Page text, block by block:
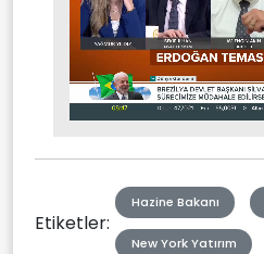
Mute Stream
Etiketler:
Hazine Bakanı
New York Yatırım